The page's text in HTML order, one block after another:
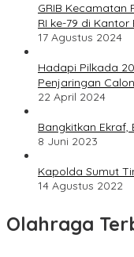
GRIB Kecamatan
RI ke-79 di
17 Agustus 2024
Hadapi Pilkada
Penjaringan
22 April 2024
Bangkitkan Ekraf,
8 Juni 2023
Kapolda Sumut
14 Agustus 2022
Olahraga